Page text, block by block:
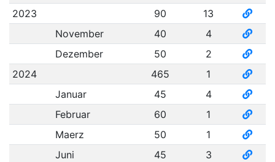
2023
90
13
November
40
4
Dezember
50
2
2024
465
1
Januar
45
4
Februar
60
1
Maerz
50
1
Juni
45
3